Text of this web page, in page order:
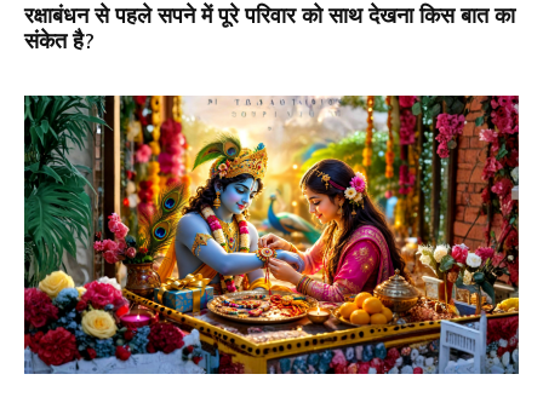
रक्षाबंधन से पहले सपने में पूरे परिवार को साथ देखना किस बात का
संकेत है?